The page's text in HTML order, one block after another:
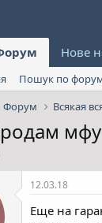
Нове
Пошук по
Форум Всякая
12.03.18
Еще на